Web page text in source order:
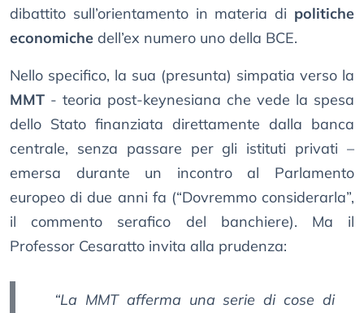
dibattito sull’orientamento in materia di politiche
economiche dell’ex numero uno della BCE.
Nello specifico, la sua (presunta) simpatia verso la
MMT - teoria post-keynesiana che vede la spesa
dello Stato finanziata direttamente dalla banca
centrale, senza passare per gli istituti privati –
emersa durante un incontro al Parlamento
europeo di due anni fa (“Dovremmo considerarla”,
il commento serafico del banchiere). Ma il
Professor Cesaratto invita alla prudenza:
“La MMT afferma una serie di cose di